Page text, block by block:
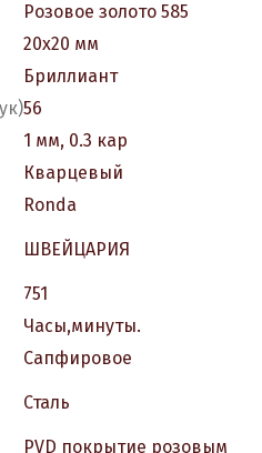
Розовое золото 585
20х20 мм
Бриллиант
56
1 мм, 0.3 кар
Кварцевый
Ronda
ШВЕЙЦАРИЯ
751
Часы,минуты.
Сапфировое
Сталь
PVD покрытие розовым